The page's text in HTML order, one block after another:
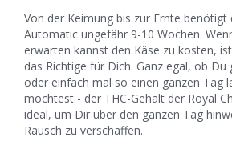
Von der Keimung bis zur Ernte benötigt
Automatic ungefähr 9-10 Wochen.
erwarten kannst den Käse zu kosten,
das Richtige für Dich. Ganz egal, ob Du
oder einfach mal so einen ganzen Tag
möchtest - der THC-Gehalt der Royal
ideal, um Dir über den ganzen Tag
Rausch zu verschaffen.